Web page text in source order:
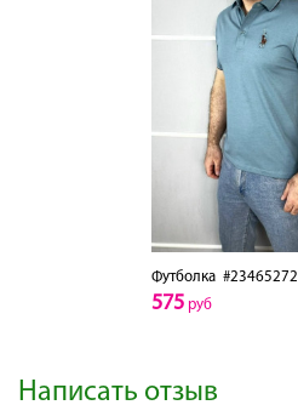
Футболка#23465272
575руб
Написать отзыв